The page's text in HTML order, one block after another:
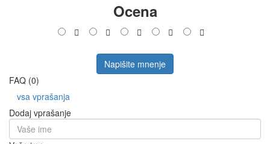
Ocena
Napišite mnenje
FAQ (0)
vsa vprašanja
Dodaj vprašanje